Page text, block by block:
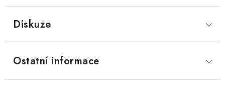
Diskuze
Ostatní informace